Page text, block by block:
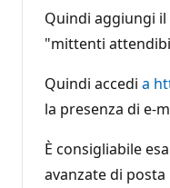
Quindi aggiungi
"mittenti
Quindi accedi a
la presenza di e-
È consigliabile
avanzate di